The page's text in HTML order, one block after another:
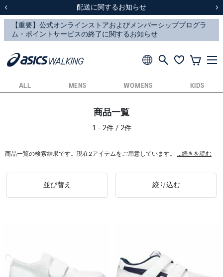
スクスク（SUKU2）価格改定のお知らせ
配送に関するお知らせ
スクスク（SUKU2）価格改定のお知らせ
配送に関するお知らせ
ALL MENS WOMENS KIDS
商品一覧
1 - 2件 / 2件
商品一覧の検索結果です。現在2アイテムをご用意しています。 ...続きを読む
並び替え 絞り込む